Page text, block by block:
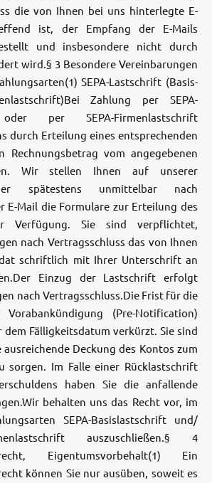
die von Ihnen bei uns hinterlegte E-
ist, der Empfang der E-Mails
und insbesondere nicht durch
wird.§ 3 Besondere Vereinbarungen
(1) SEPA-Lastschrift (Basis-
Bei Zahlung per SEPA-
per SEPA-Firmenlastschrift
durch Erteilung eines entsprechenden
Rechnungsbetrag vom angegebenen
Wir stellen Ihnen auf unserer
spätestens unmittelbar nach
E-Mail die Formulare zur Erteilung des
Verfügung. Sie sind verpflichtet,
nach Vertragsschluss das von Ihnen
schriftlich mit Ihrer Unterschrift an
Der Einzug der Lastschrift erfolgt
nach Vertragsschluss.Die Frist für die
(Pre-Notification)
dem Fälligkeitsdatum verkürzt. Sie sind
Deckung des Kontos zum
sorgen. Im Falle einer Rücklastschrift
haben Sie die anfallende
Wir behalten uns das Recht vor, im
SEPA-Basislastschrift und/
auszuschließen.§ 4
Eigentumsvorbehalt(1) Ein
können Sie nur ausüben, soweit es